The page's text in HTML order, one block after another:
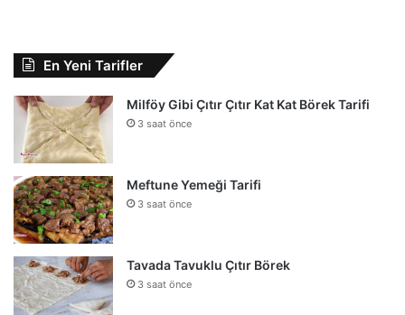
En Yeni Tarifler
Milföy Gibi Çıtır Çıtır Kat Kat Börek Tarifi
3 saat önce
Meftune Yemeği Tarifi
3 saat önce
Tavada Tavuklu Çıtır Börek
3 saat önce